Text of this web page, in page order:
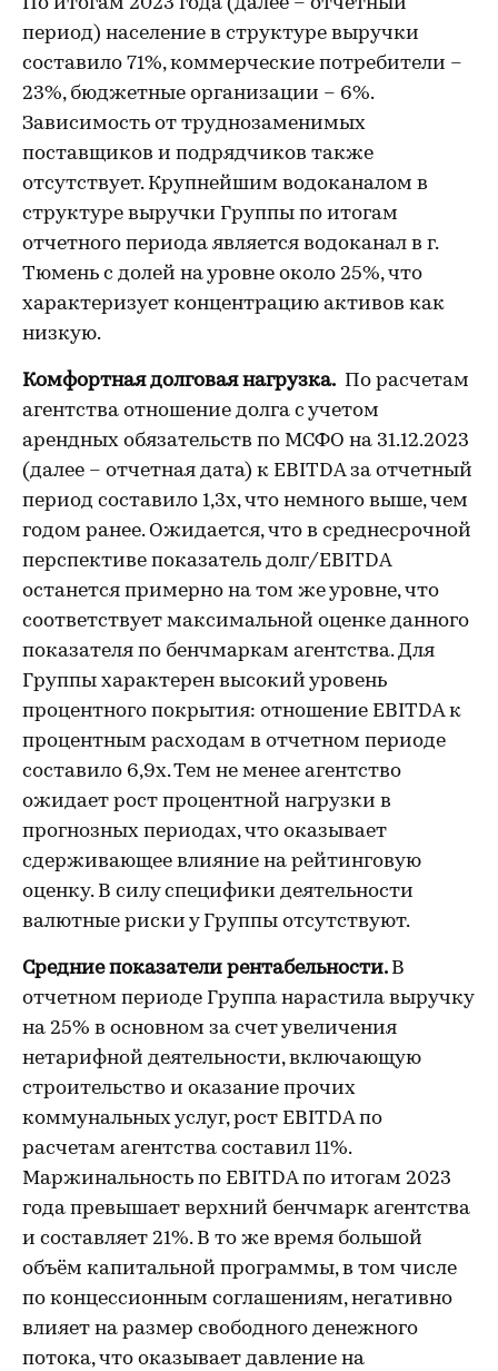
период) население в структуре выручки
составило 71%, коммерческие потребители –
23%, бюджетные организации – 6%.
Зависимость от труднозаменимых
поставщиков и подрядчиков также
отсутствует. Крупнейшим водоканалом в
структуре выручки Группы по итогам
отчетного периода является водоканал в г.
Тюмень с долей на уровне около 25%, что
характеризует концентрацию активов как
низкую.
Комфортная долговая нагрузка. По расчетам
агентства отношение долга с учетом
арендных обязательств по МСФО на 31.12.2023
(далее – отчетная дата) к EBITDA за отчетный
период составило 1,3х, что немного выше, чем
годом ранее. Ожидается, что в среднесрочной
перспективе показатель долг/EBITDA
останется примерно на том же уровне, что
соответствует максимальной оценке данного
показателя по бенчмаркам агентства. Для
Группы характерен высокий уровень
процентного покрытия: отношение EBITDA к
процентным расходам в отчетном периоде
составило 6,9х. Тем не менее агентство
ожидает рост процентной нагрузки в
прогнозных периодах, что оказывает
сдерживающее влияние на рейтинговую
оценку. В силу специфики деятельности
валютные риски у Группы отсутствуют.
Средние показатели рентабельности. В
отчетном периоде Группа нарастила выручку
на 25% в основном за счет увеличения
нетарифной деятельности, включающую
строительство и оказание прочих
коммунальных услуг, рост EBITDA по
расчетам агентства составил 11%.
Маржинальность по EBITDA по итогам 2023
года превышает верхний бенчмарк агентства
и составляет 21%. В то же время большой
объём капитальной программы, в том числе
по концессионным соглашениям, негативно
влияет на размер свободного денежного
потока, что оказывает давление на